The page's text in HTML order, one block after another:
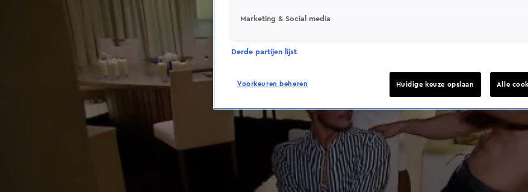
Marketing & Social media
Derde partijen lijst
Voorkeuren beheren Huidige keuze opslaan Alle